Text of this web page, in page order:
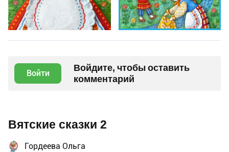
Войти
Войдите, чтобы оставить
комментарий
Вятские сказки 2
Гордеева Ольга